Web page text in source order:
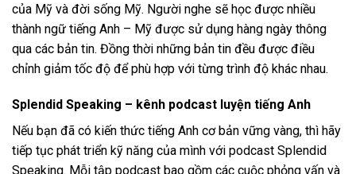
của Mỹ và đời sống Mỹ. Người nghe sẽ học được nhiều
thành ngữ tiếng Anh – Mỹ được sử dụng hàng ngày thông
qua các bản tin. Đồng thời những bản tin đều được điều
chỉnh giảm tốc độ để phù hợp với từng trình độ khác nhau.
Splendid Speaking – kênh podcast luyện tiếng Anh
Nếu bạn đã có kiến thức tiếng Anh cơ bản vững vàng, thì hãy
tiếp tục phát triển kỹ năng của mình với podcast Splendid
Speaking. Mỗi tập podcast bao gồm các cuộc phỏng vấn và